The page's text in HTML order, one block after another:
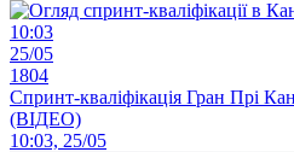
10:03
25/05
1804
Спринт-кваліфікація Гран Прі
(ВІДЕО)
10:03, 25/05